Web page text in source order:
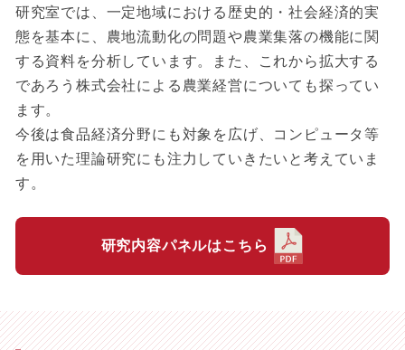
研究室では、一定地域における歴史的・社会経済的実
態を基本に、農地流動化の問題や農業集落の機能に関
する資料を分析しています。また、これから拡大する
であろう株式会社による農業経営についても探ってい
ます。
今後は食品経済分野にも対象を広げ、コンピュータ等
を用いた理論研究にも注力していきたいと考えていま
す。
研究内容パネルはこちら